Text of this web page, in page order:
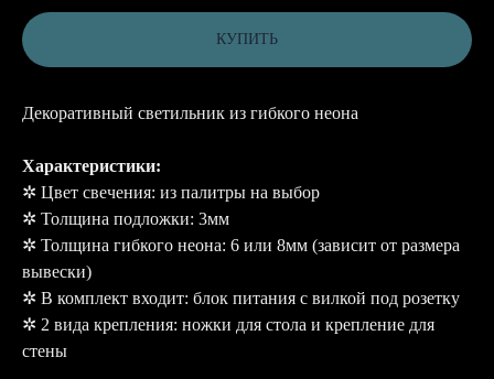
КУПИТЬ
Декоративный светильник из гибкого неона
Характеристики:
✲ Цвет свечения: из палитры на выбор
✲ Толщина подложки: 3мм
✲ Толщина гибкого неона: 6 или 8мм (зависит от размера
вывески)
✲ В комплект входит: блок питания с вилкой под розетку
✲ 2 вида крепления: ножки для стола и крепление для
стены